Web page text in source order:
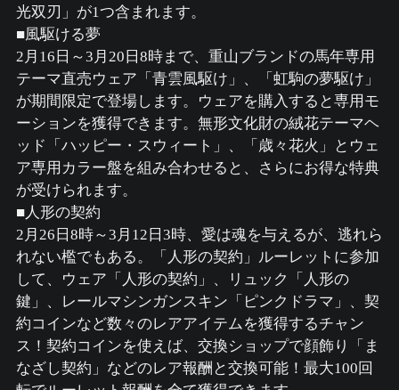
光双刃」が1つ含まれます。
■風駆ける夢
2月16日～3月20日8時まで、重山ブランドの馬年専用
テーマ直売ウェア「青雲風駆け」、「虹駒の夢駆け」
が期間限定で登場します。ウェアを購入すると専用モ
ーションを獲得できます。無形文化財の絨花テーマヘ
ッド「ハッピー・スウィート」、「歳々花火」とウェ
ア専用カラー盤を組み合わせると、さらにお得な特典
が受けられます。
■人形の契約
2月26日8時～3月12日3時、愛は魂を与えるが、逃れら
れない檻でもある。「人形の契約」ルーレットに参加
して、ウェア「人形の契約」、リュック「人形の
鍵」、レールマシンガンスキン「ピンクドラマ」、契
約コインなど数々のレアアイテムを獲得するチャン
ス！契約コインを使えば、交換ショップで顔飾り「ま
なざし契約」などのレア報酬と交換可能！最大100回